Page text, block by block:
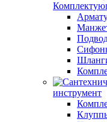
инструмент